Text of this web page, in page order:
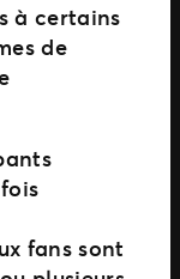
à certains
de
fans sont